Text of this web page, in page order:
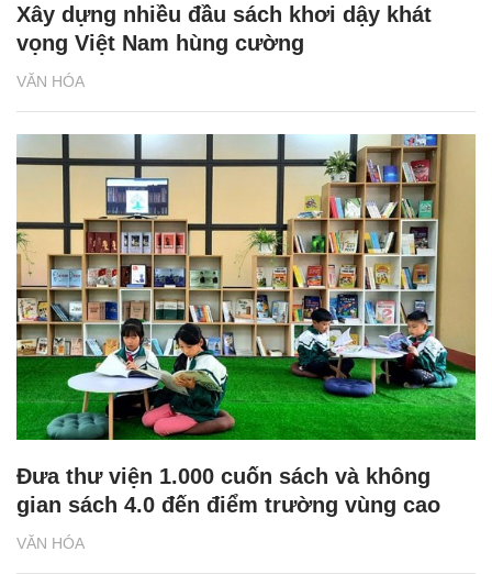
VĂN HÓA
Xây dựng nhiều đầu sách khơi dậy khát
vọng Việt Nam hùng cường
VĂN HÓA
Đưa thư viện 1.000 cuốn sách và không
gian sách 4.0 đến điểm trường vùng cao